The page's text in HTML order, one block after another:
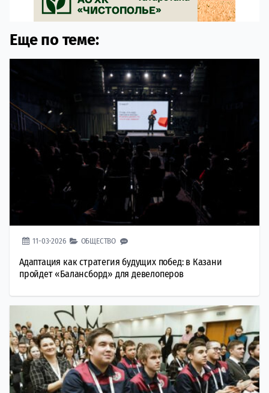
Еще по теме:
11-03-2026 ОБЩЕСТВО
Адаптация как стратегия будущих побед: в Казани
пройдет «Балансборд» для девелоперов